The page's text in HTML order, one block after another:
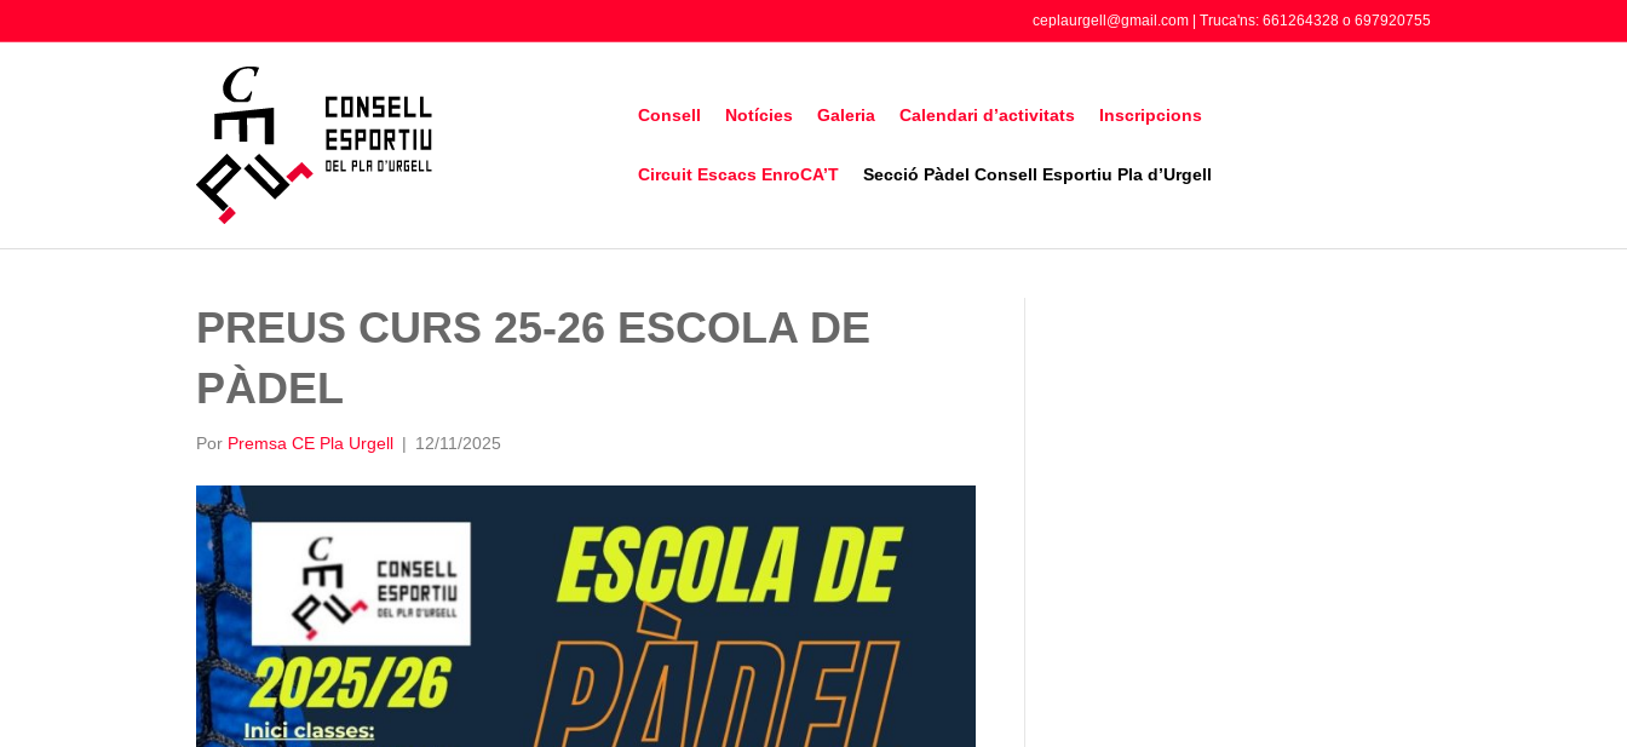
ceplaurgell@gmail.com | Truca'ns: 661264328 o 697920755
Consell Notícies Galeria Calendari d’activitats Inscripcions
Circuit Escacs EnroCA’T Secció Pàdel Consell Esportiu Pla d’Urgell
PREUS CURS 25-26 ESCOLA DE
PÀDEL
Por Premsa CE Pla Urgell | 12/11/2025